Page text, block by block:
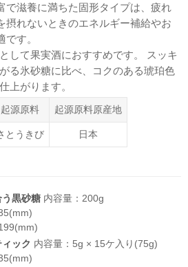
で滋養に満ちた固形タイプは、疲れ
摂れないときのエネルギー補給やお
す。
して果実酒におすすめです。 スッキ
る氷砂糖に比べ、コクのある琥珀色
上がります。
起源原料 起源原料原産地
とうきび 日本
う黒砂糖 内容量：200g
ック 内容量：5g × 15ケ入り(75g)